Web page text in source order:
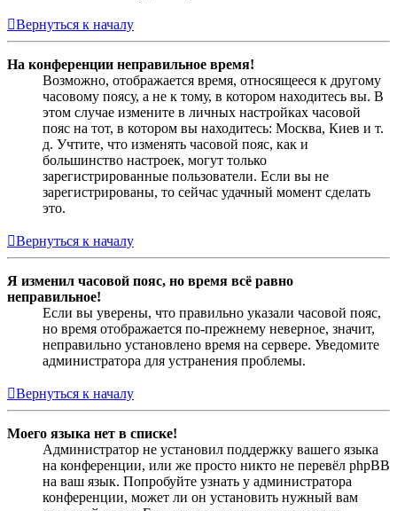
Вернуться к началу
На конференции неправильное время!
Возможно, отображается время, относящееся к другому
часовому поясу, а не к тому, в котором находитесь вы. В
этом случае измените в личных настройках часовой
пояс на тот, в котором вы находитесь: Москва, Киев и т.
д. Учтите, что изменять часовой пояс, как и
большинство настроек, могут только
зарегистрированные пользователи. Если вы не
зарегистрированы, то сейчас удачный момент сделать
это.
Вернуться к началу
Я изменил часовой пояс, но время всё равно
неправильное!
Если вы уверены, что правильно указали часовой пояс,
но время отображается по-прежнему неверное, значит,
неправильно установлено время на сервере. Уведомите
администратора для устранения проблемы.
Вернуться к началу
Моего языка нет в списке!
Администратор не установил поддержку вашего языка
на конференции, или же просто никто не перевёл phpBB
на ваш язык. Попробуйте узнать у администратора
конференции, может ли он установить нужный вам